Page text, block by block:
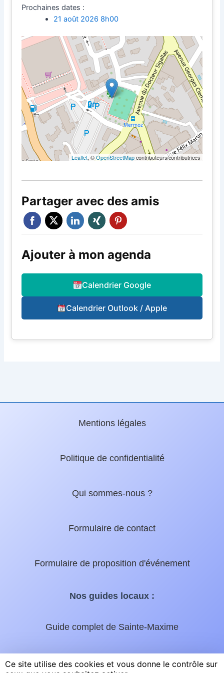
Ce site utilise des cookies et vous donne le contrôle sur
Prochaines dates :
21 août 2026 8h00
Leaflet, ©OpenStreetMapcontributeurs/contributrices
Partager avec des amis
Ajouter à mon agenda
Calendrier Google
Calendrier Outlook / Apple
Mentions légales
Politique de confidentialité
Qui sommes-nous ?
Formulaire de contact
Formulaire de proposition d'événement
Nos guides locaux :
Guide complet de Sainte-Maxime
Micromax.tv - La web TV du Golfe